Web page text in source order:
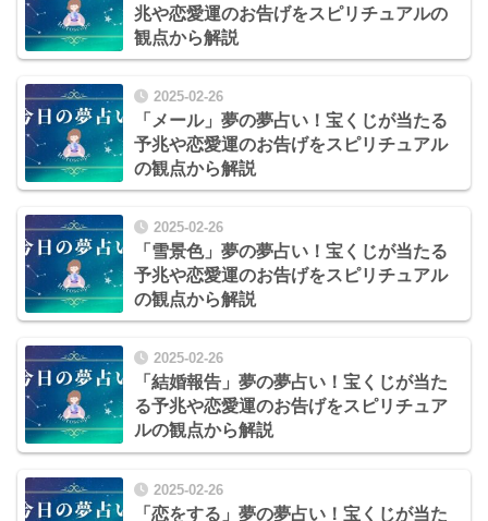
兆や恋愛運のお告げをスピリチュアルの
観点から解説
2025-02-26
「メール」夢の夢占い！宝くじが当たる
予兆や恋愛運のお告げをスピリチュアル
の観点から解説
2025-02-26
「雪景色」夢の夢占い！宝くじが当たる
予兆や恋愛運のお告げをスピリチュアル
の観点から解説
2025-02-26
「結婚報告」夢の夢占い！宝くじが当た
る予兆や恋愛運のお告げをスピリチュア
ルの観点から解説
2025-02-26
「恋をする」夢の夢占い！宝くじが当た